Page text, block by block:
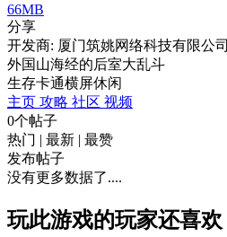
66MB
分享
开发商: 厦门筑姚网络科技有限公司
外国山海经的后室大乱斗
生存卡通横屏休闲
主页 攻略 社区 视频
0个帖子
热门 | 最新 | 最赞
发布帖子
没有更多数据了....
玩此游戏的玩家还喜欢